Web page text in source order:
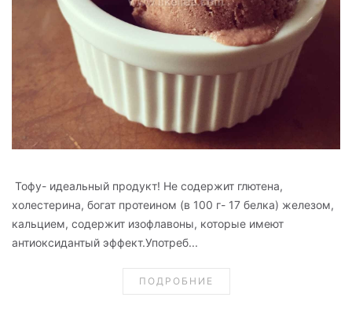
Тофу- идеальный продукт! Не содержит глютена,
холестерина, богат протеином (в 100 г- 17 белка) железом,
кальцием, содержит изофлавоны, которые имеют
антиоксидантый эффект.Употреб...
ПОДРОБНИЕ